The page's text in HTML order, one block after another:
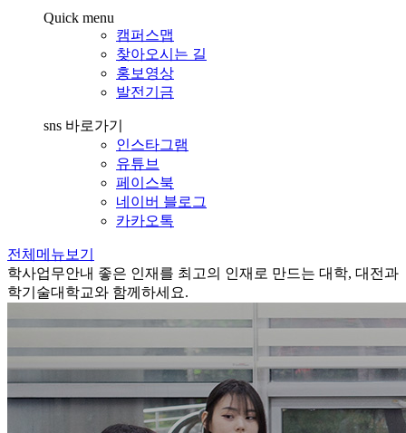
Quick menu
캠퍼스맵
찾아오시는 길
홍보영상
발전기금
sns 바로가기
인스타그램
유튜브
페이스북
네이버 블로그
카카오톡
전체메뉴보기
학사업무안내 좋은 인재를 최고의 인재로 만드는 대학, 대전과
학기술대학교와 함께하세요.